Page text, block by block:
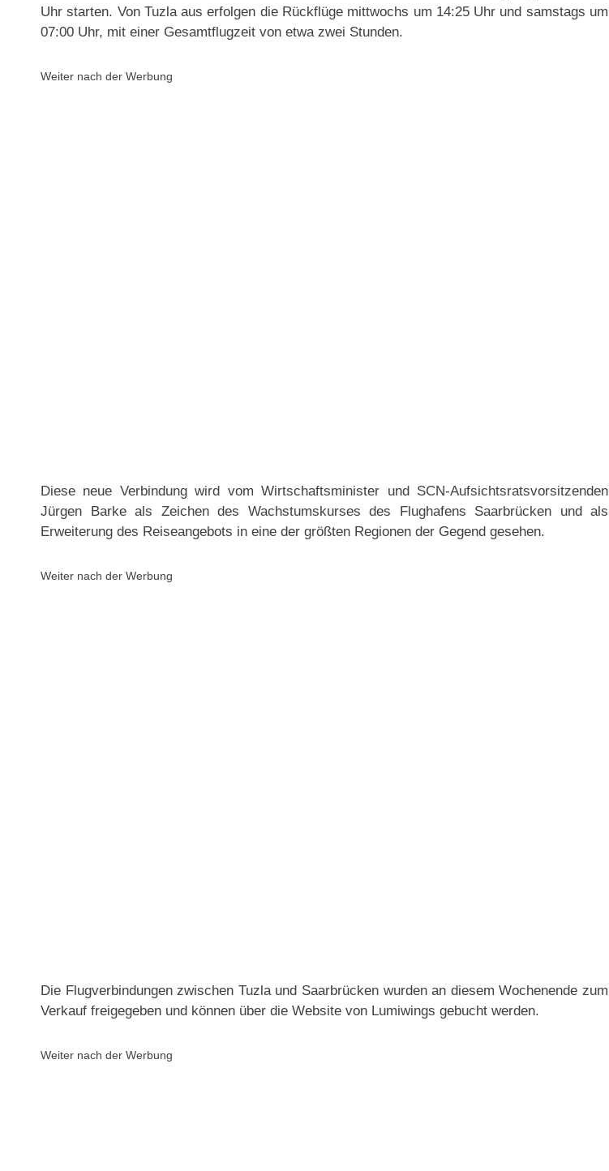
Uhr starten. Von Tuzla aus erfolgen die Rückflüge mittwochs um 14:25 Uhr und samstags um
07:00 Uhr, mit einer Gesamtflugzeit von etwa zwei Stunden.
Weiter nach der Werbung
Diese neue Verbindung wird vom Wirtschaftsminister und SCN-Aufsichtsratsvorsitzenden
Jürgen Barke als Zeichen des Wachstumskurses des Flughafens Saarbrücken und als
Erweiterung des Reiseangebots in eine der größten Regionen der Gegend gesehen.
Weiter nach der Werbung
Die Flugverbindungen zwischen Tuzla und Saarbrücken wurden an diesem Wochenende zum
Verkauf freigegeben und können über die Website von Lumiwings gebucht werden.
Weiter nach der Werbung